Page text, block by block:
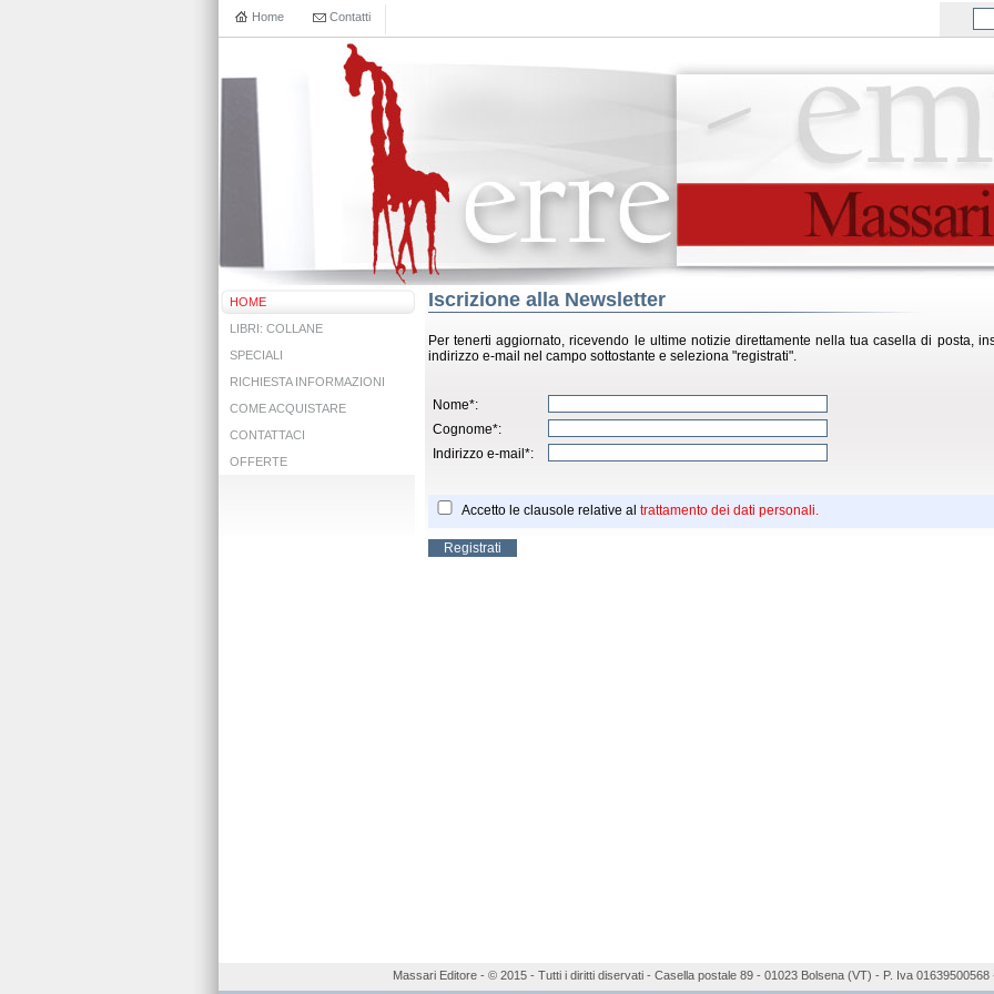
Home Contatti
HOME
LIBRI: COLLANE
SPECIALI
RICHIESTA INFORMAZIONI
COME ACQUISTARE
CONTATTACI
OFFERTE
Iscrizione alla Newsletter
Per tenerti aggiornato, ricevendo le ultime notizie direttamente nella tua casella di posta,
indirizzo e-mail nel campo sottostante e seleziona "registrati".
Nome*:
Cognome*:
Indirizzo e-mail*:
Accetto le clausole relative al trattamento dei dati personali.
Massari Editore - © 2015 - Tutti i diritti diservati - Casella postale 89 - 01023 Bolsena (VT) - P. Iva 01639500568